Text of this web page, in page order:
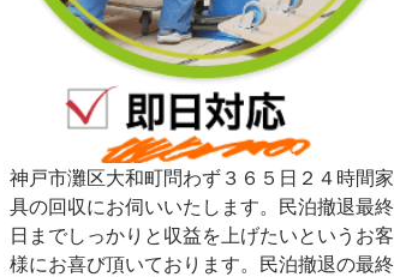
神戸市灘区大和町問わず３６５日２４時間家
具の回収にお伺いいたします。民泊撤退最終
日までしっかりと収益を上げたいというお客
様にお喜び頂いております。民泊撤退の最終